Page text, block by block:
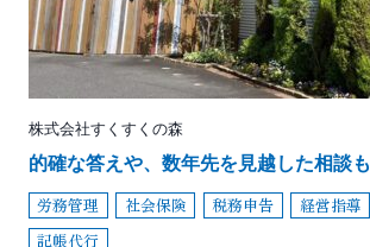
株式会社すくすくの森
的確な答えや、数年先を見越した相談も
労務管理 社会保険 税務申告 経営指導
記帳代行